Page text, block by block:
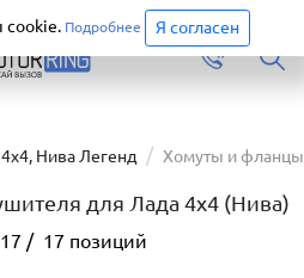
Перейти
Нива Легенд Хомуты и фланцы
для Лада 4х4 (Нива)
17 / 17 позиций
cookie. Подробнее Я согласен